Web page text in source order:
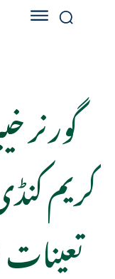
گورنر
کریم